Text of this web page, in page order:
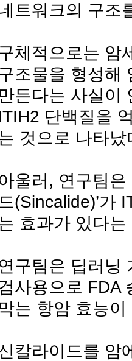
트워크의 구조
체적으로는 암
조물을 형성해
만든다는 사실이
단백질을
것으로 나타났
울러, 연구팀
(Sincalide)’가
효과가 있다
구팀은 딥러닝
사용으로 FDA
막는 항암 효능
칼라이드를 암